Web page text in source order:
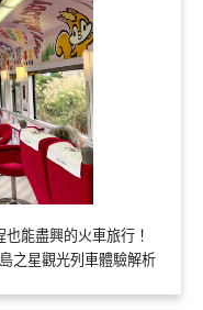
能盡興的火車旅行！
之星觀光列車體驗解析